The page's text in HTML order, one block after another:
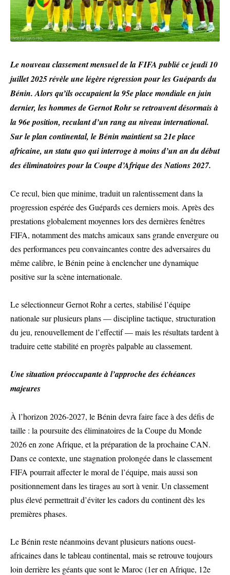
Le nouveau classement mensuel de la FIFA publié ce jeudi 10
juillet 2025 révèle une légère régression pour les Guépards du
Bénin. Alors qu’ils occupaient la 95e place mondiale en juin
dernier, les hommes de Gernot Rohr se retrouvent désormais à
la 96e position, reculant d’un rang au niveau international.
Sur le plan continental, le Bénin maintient sa 21e place
africaine, un statu quo qui interroge à moins d’un an du début
des éliminatoires pour la Coupe d’Afrique des Nations 2027.
Ce recul, bien que minime, traduit un ralentissement dans la
progression espérée des Guépards ces derniers mois. Après des
prestations globalement moyennes lors des dernières fenêtres
FIFA, notamment des matchs amicaux sans grande envergure ou
des performances peu convaincantes contre des adversaires du
même calibre, le Bénin peine à enclencher une dynamique
positive sur la scène internationale.
Le sélectionneur Gernot Rohr a certes, stabilisé l’équipe
nationale sur plusieurs plans — discipline tactique, structuration
du jeu, renouvellement de l’effectif — mais les résultats tardent à
traduire cette stabilité en progrès palpable au classement.
Une situation préoccupante à l’approche des échéances
majeures
À l’horizon 2026-2027, le Bénin devra faire face à des défis de
taille : la poursuite des éliminatoires de la Coupe du Monde
2026 en zone Afrique, et la préparation de la prochaine CAN.
Dans ce contexte, une stagnation prolongée dans le classement
FIFA pourrait affecter le moral de l’équipe, mais aussi son
positionnement dans les tirages au sort à venir. Un classement
plus élevé permettrait d’éviter les cadors du continent dès les
premières phases.
Le Bénin reste néanmoins devant plusieurs nations ouest-
africaines dans le tableau continental, mais se retrouve toujours
loin derrière les géants que sont le Maroc (1er en Afrique, 12e